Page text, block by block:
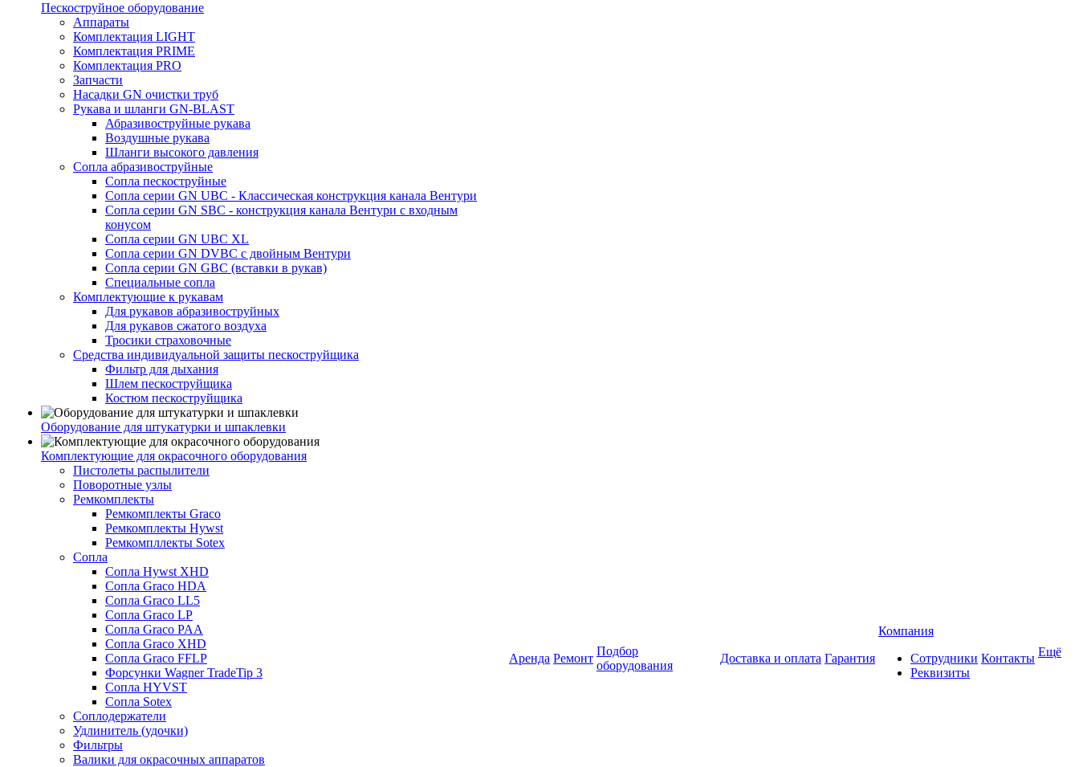
Пескоструйное оборудование
Аппараты
Комплектация LIGHT
Комплектация PRIME
Комплектация PRO
Запчасти
Насадки GN очистки труб
Рукава и шланги GN-BLAST
Абразивоструйные рукава
Воздушные рукава
Шланги высокого давления
Сопла абразивоструйные
Сопла пескоструйные
Сопла серии GN UBC - Классическая конструкция канала Вентури
Сопла серии GN SBC - конструкция канала Вентури c входным
конусом
Сопла серии GN UBC XL
Сопла серии GN DVBC с двойным Вентури
Сопла серии GN GBC (вставки в рукав)
Специальные сопла
Комплектующие к рукавам
Для рукавов абразивоструйных
Для рукавов сжатого воздуха
Тросики страховочные
Средства индивидуальной защиты пескоструйщика
Фильтр для дыхания
Шлем пескоструйщика
Костюм пескоструйщика
Оборудование для штукатурки и шпаклевки
Комплектующие для окрасочного оборудования
Пистолеты распылители
Поворотные узлы
Ремкомплекты
Ремкомплекты Graco
Ремкомплекты Hywst
Ремкомпллекты Sotex
Сопла
Сопла Hywst XHD
Сопла Graco HDA
Сопла Graco LL5
Сопла Graco LP
Сопла Graco PAA
Сопла Graco XHD
Сопла Graco FFLP
Форсунки Wagner TradeTip 3
Сопла HYVST
Сопла Sotex
Соплодержатели
Удлинитель (удочки)
Фильтры
Валики для окрасочных аппаратов
Аренда Ремонт
Подбор
оборудования
Доставка и оплата Гарантия
Компания
Сотрудники
Реквизиты
Контакты Ещё